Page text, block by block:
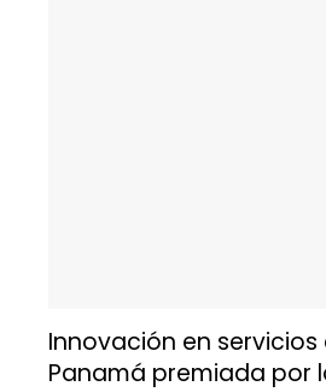
Innovación en
Panamá premiada por